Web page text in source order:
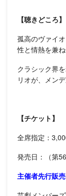
【聴きどころ】
孤高のヴァイ
性と情熱を兼
クラシック界
リオが、メン
【チケット】
全席指定：
発売日：（第
主催者先行販